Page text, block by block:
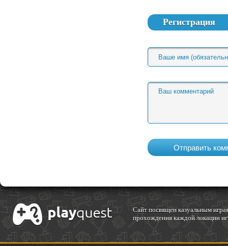
Регистрация
Cайт посвящен казуальным
прохождения каждой локации